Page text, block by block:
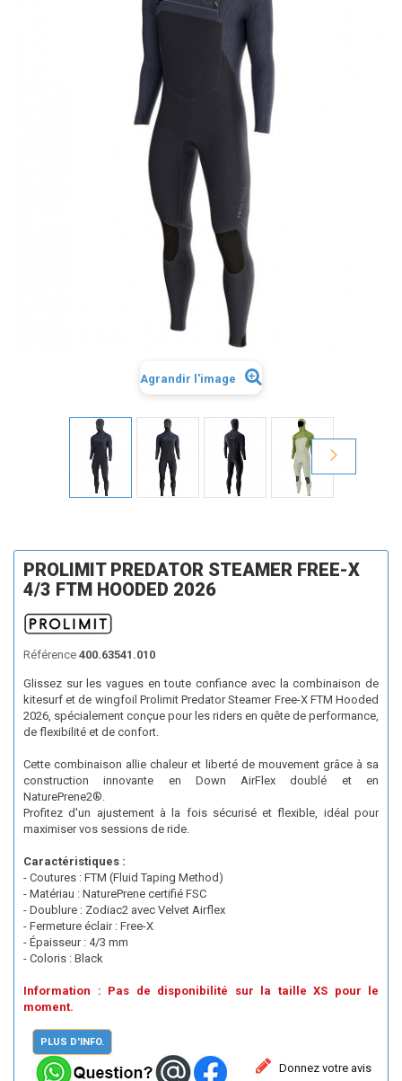
Agrandir l'image
PROLIMIT PREDATOR STEAMER FREE-X
4/3 FTM HOODED 2026
Référence 400.63541.010
Glissez sur les vagues en toute confiance avec la combinaison de
kitesurf et de wingfoil Prolimit Predator Steamer Free-X FTM Hooded
2026, spécialement conçue pour les riders en quête de performance,
de flexibilité et de confort.
Cette combinaison allie chaleur et liberté de mouvement grâce à sa
construction innovante en Down AirFlex doublé et en
NaturePrene2®.
Profitez d'un ajustement à la fois sécurisé et flexible, idéal pour
maximiser vos sessions de ride.
Caractéristiques :
- Coutures : FTM (Fluid Taping Method)
- Matériau : NaturePrene certifié FSC
- Doublure : Zodiac2 avec Velvet Airflex
- Fermeture éclair : Free-X
- Épaisseur : 4/3 mm
- Coloris : Black
Information : Pas de disponibilité sur la taille XS pour le
moment.
PLUS D'INFO.
Donnez votre avis